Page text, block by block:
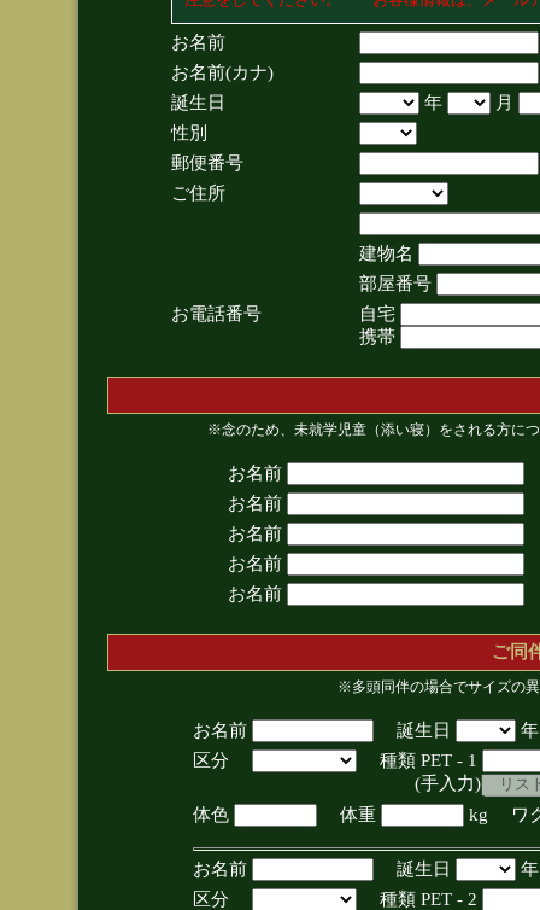
お名前
お名前(カナ)
誕生日
年
月
性別
郵便番号
ご住所
建物名
部屋番号
お電話番号
自宅
携帯
※念のため、未就学児童（添い寝）をされる方に
お名前
お名前
お名前
お名前
お名前
ご同
※多頭同伴の場合でサイズの
お名前 誕生日
区分
種類 PET - 1
(手入力)
体色
体重 kg ワ
お名前 誕生日
区分
種類 PET - 2